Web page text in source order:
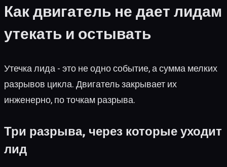
Как двигатель не дает лидам
утекать и остывать
Утечка лида - это не одно событие, а сумма мелких
разрывов цикла. Двигатель закрывает их
инженерно, по точкам разрыва.
Три разрыва, через которые уходит
лид